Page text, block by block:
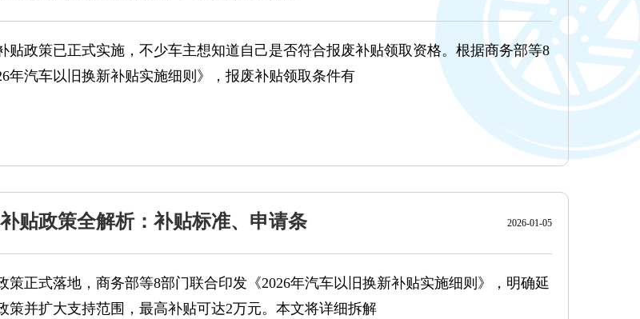
政策已正式实施，不少车主想知道自己是否符合报废补贴领取资格。根据商务部等8
年汽车以旧换新补贴实施细则》，报废补贴领取条件有
贴政策全解析：补贴标准、申请条
2026-01-05
策正式落地，商务部等8部门联合印发《2026年汽车以旧换新补贴实施细则》，明确延
策并扩大支持范围，最高补贴可达2万元。本文将详细拆解